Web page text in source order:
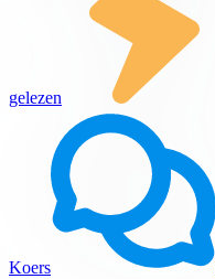
gelezen
Koers